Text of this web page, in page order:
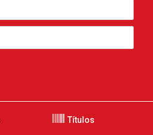
Títulos